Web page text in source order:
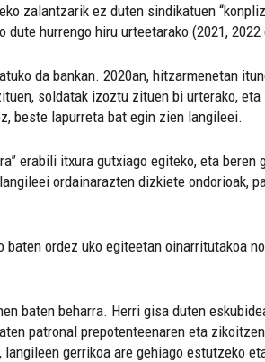
zalantzarik ez duten sindikatuen
hurrengo hiru urteetarako (2021, 2022
da bankan. 2020an, hitzarmenetan
soldatak izoztu zituen bi urterako,
beste lapurreta bat egin zien langileei.
erabili itxura gutxiago egiteko, eta beren
ordainarazten dizkiete ondorioak,
ordez uko egiteetan oinarritutakoa
baten beharra. Herri gisa duten
patronal prepotenteenaren eta
gerrikoa are gehiago estutzeko